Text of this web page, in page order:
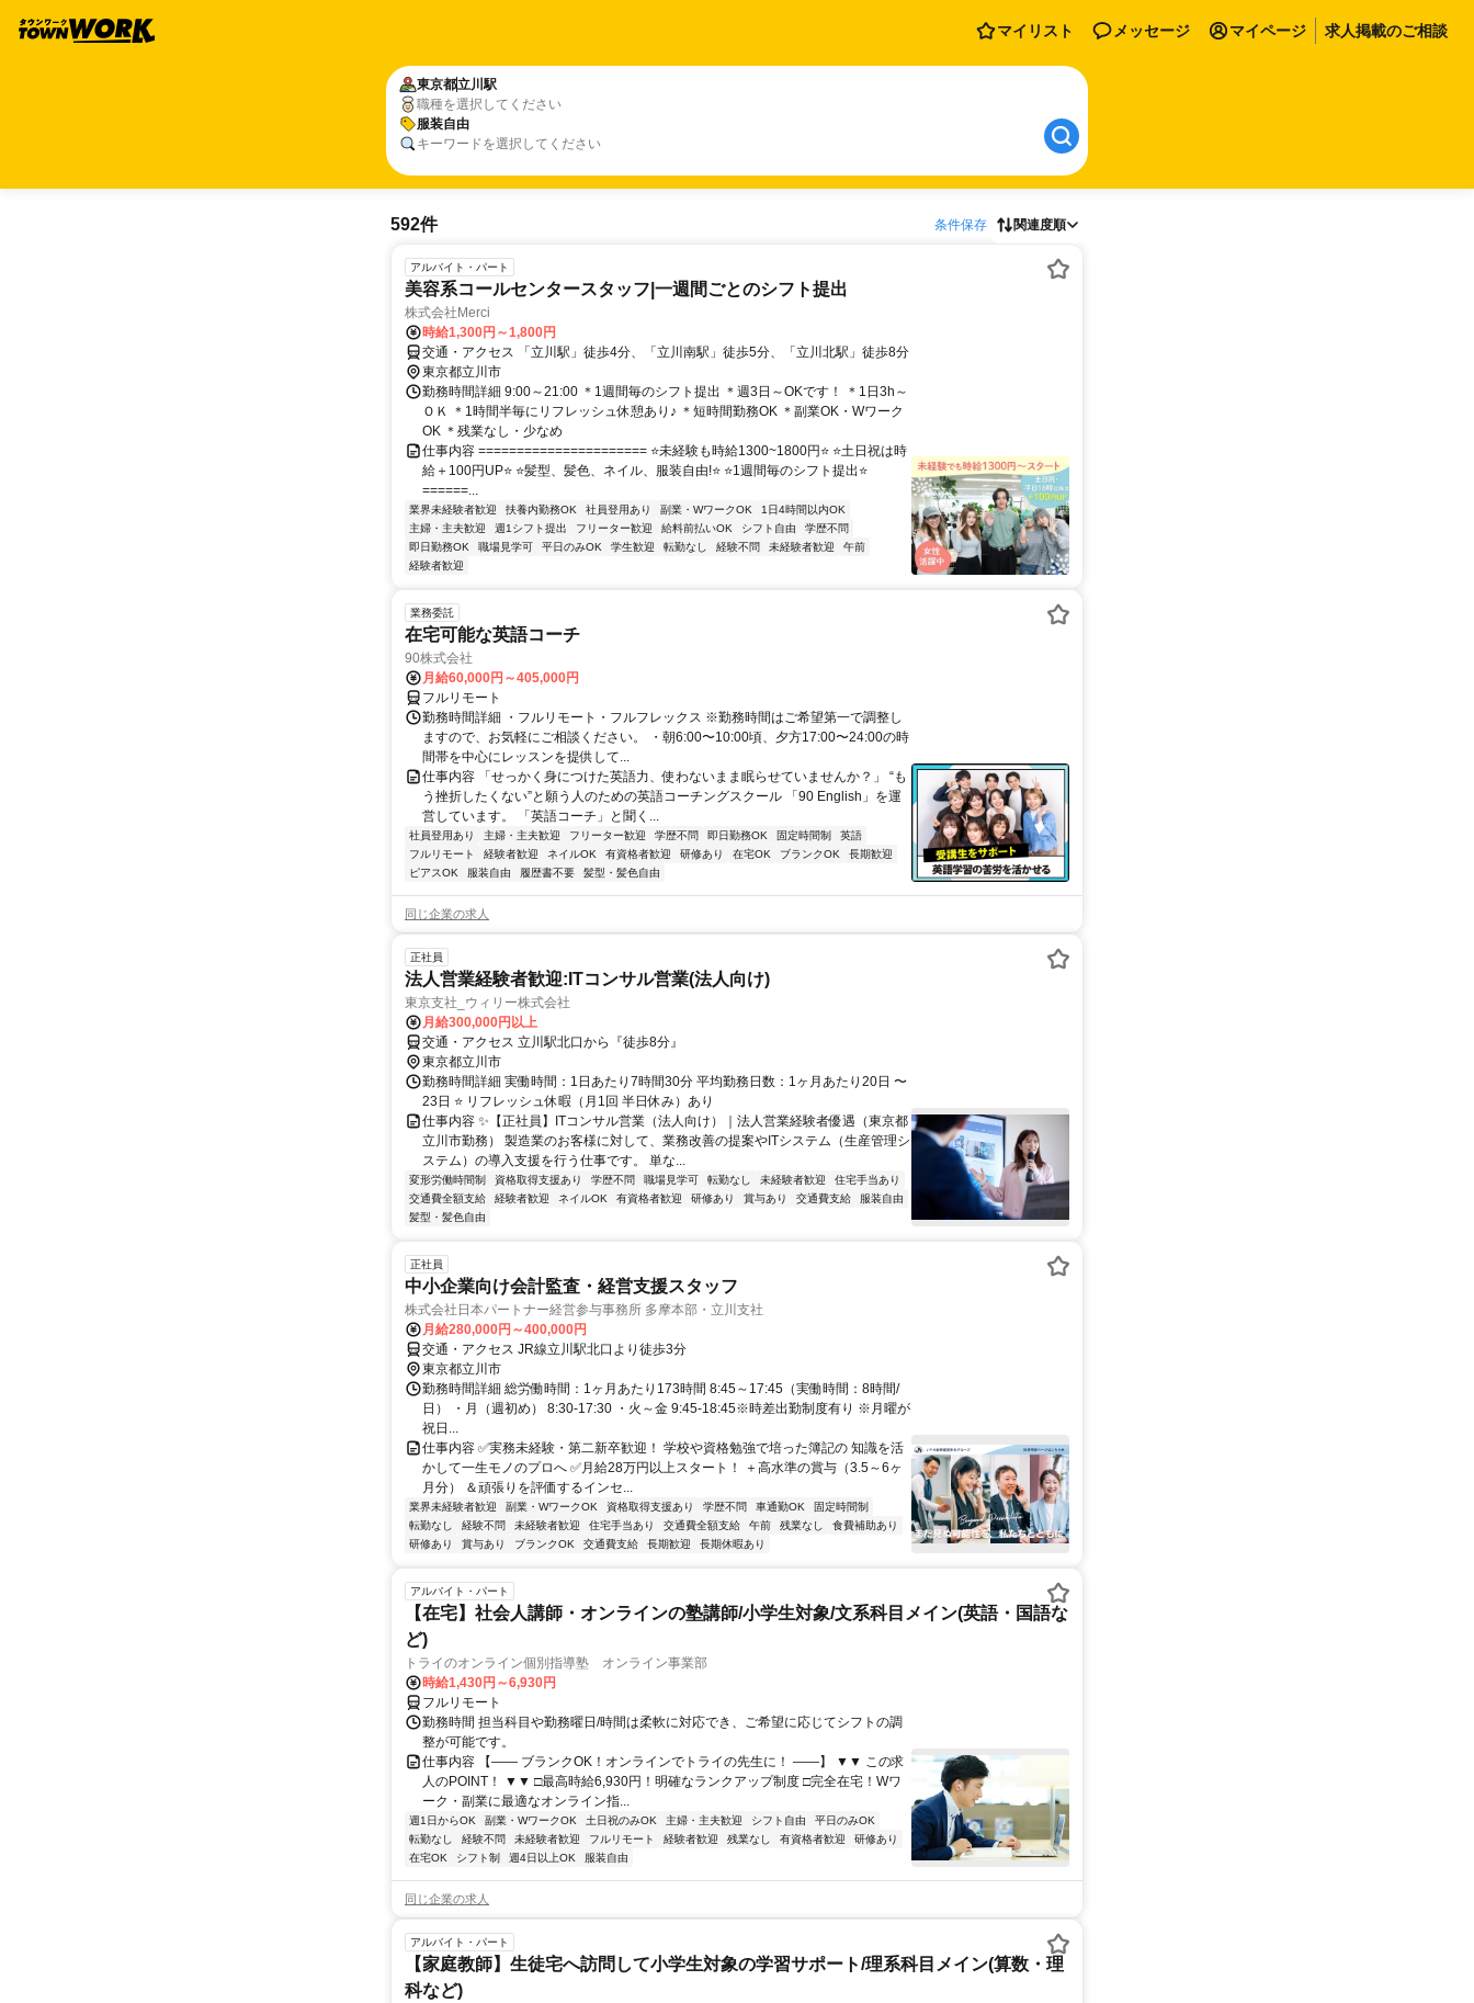
マイリスト メッセージ マイページ 求人掲載のご相談
東京都立川駅
職種を選択してください
服装自由
キーワードを選択してください
592件 条件保存 関連度順
アルバイト・パート
美容系コールセンタースタッフ|一週間ごとのシフト提出
株式会社Merci
時給1,300円～1,800円
交通・アクセス 「立川駅」徒歩4分、「立川南駅」徒歩5分、「立川北駅」徒歩8分
東京都立川市
勤務時間詳細 9:00～21:00 ＊1週間毎のシフト提出 ＊週3日～OKです！ ＊1日3h～
ＯＫ ＊1時間半毎にリフレッシュ休憩あり♪ ＊短時間勤務OK ＊副業OK・Wワーク
OK ＊残業なし・少なめ
仕事内容 ====================== ⭐未経験も時給1300~1800円⭐ ⭐土日祝は時
給＋100円UP⭐ ⭐髪型、髪色、ネイル、服装自由!⭐ ⭐1週間毎のシフト提出⭐
======...
業界未経験者歓迎 扶養内勤務OK 社員登用あり 副業・WワークOK
1日4時間以内OK
主婦・主夫歓迎
週1シフト提出 フリーター歓迎 給料前払いOK シフト自由
学歴不問
即日勤務OK
職場見学可 平日のみOK 学生歓迎 転勤なし 経験不問 未経験者歓迎
午前
経験者歓迎
業務委託
在宅可能な英語コーチ
90株式会社
月給60,000円～405,000円
フルリモート
勤務時間詳細 ・フルリモート・フルフレックス ※勤務時間はご希望第一で調整し
ますので、お気軽にご相談ください。 ・朝6:00〜10:00頃、夕方17:00〜24:00の時
間帯を中心にレッスンを提供して...
仕事内容 「せっかく身につけた英語力、使わないまま眠らせていませんか？」 “も
う挫折したくない”と願う人のための英語コーチングスクール 「90 English」を運
営しています。 「英語コーチ」と聞く...
社員登用あり 主婦・主夫歓迎 フリーター歓迎 学歴不問 即日勤務OK 固定時間制
英語
フルリモート
経験者歓迎 ネイルOK 有資格者歓迎 研修あり 在宅OK ブランクOK
長期歓迎
ピアスOK
服装自由 履歴書不要 髪型・髪色自由
同じ企業の求人
正社員
法人営業経験者歓迎:ITコンサル営業(法人向け)
東京支社_ウィリー株式会社
月給300,000円以上
交通・アクセス 立川駅北口から『徒歩8分』
東京都立川市
勤務時間詳細 実働時間：1日あたり7時間30分 平均勤務日数：1ヶ月あたり20日 〜
23日 ⭐ リフレッシュ休暇（月1回 半日休み）あり
仕事内容 ✨【正社員】ITコンサル営業（法人向け）｜法人営業経験者優遇（東京都
立川市勤務） 製造業のお客様に対して、業務改善の提案やITシステム（生産管理シ
ステム）の導入支援を行う仕事です。 単な...
変形労働時間制 資格取得支援あり 学歴不問 職場見学可 転勤なし 未経験者歓迎
住宅手当あり
交通費全額支給
経験者歓迎 ネイルOK 有資格者歓迎 研修あり 賞与あり 交通費支給
服装自由
髪型・髪色自由
正社員
中小企業向け会計監査・経営支援スタッフ
株式会社日本パートナー経営参与事務所 多摩本部・立川支社
月給280,000円～400,000円
交通・アクセス JR線立川駅北口より徒歩3分
東京都立川市
勤務時間詳細 総労働時間：1ヶ月あたり173時間 8:45～17:45（実働時間：8時間/
日） ・月（週初め） 8:30-17:30 ・火～金 9:45-18:45※時差出勤制度有り ※月曜が
祝日...
仕事内容 ✅実務未経験・第二新卒歓迎！ 学校や資格勉強で培った簿記の 知識を活
かして一生モノのプロへ ✅月給28万円以上スタート！ ＋高水準の賞与（3.5～6ヶ
月分） ＆頑張りを評価するインセ...
業界未経験者歓迎 副業・WワークOK 資格取得支援あり 学歴不問 車通勤OK
固定時間制
転勤なし
経験不問 未経験者歓迎 住宅手当あり 交通費全額支給 午前 残業なし
食費補助あり
研修あり
賞与あり ブランクOK 交通費支給 長期歓迎 長期休暇あり
アルバイト・パート
【在宅】社会人講師・オンラインの塾講師/小学生対象/文系科目メイン(英語・国語な
ど)
トライのオンライン個別指導塾 オンライン事業部
時給1,430円～6,930円
フルリモート
勤務時間 担当科目や勤務曜日/時間は柔軟に対応でき、ご希望に応じてシフトの調
整が可能です。
仕事内容 【―― ブランクOK！オンラインでトライの先生に！ ――】 ▼▼ この求
人のPOINT！ ▼▼ □最高時給6,930円！明確なランクアップ制度 □完全在宅！Wワ
ーク・副業に最適なオンライン指...
週1日からOK 副業・WワークOK 土日祝のみOK 主婦・主夫歓迎 シフト自由
平日のみOK
転勤なし
経験不問 未経験者歓迎 フルリモート 経験者歓迎 残業なし 有資格者歓迎
研修あり
在宅OK
シフト制 週4日以上OK 服装自由
同じ企業の求人
アルバイト・パート
【家庭教師】生徒宅へ訪問して小学生対象の学習サポート/理系科目メイン(算数・理
科など)